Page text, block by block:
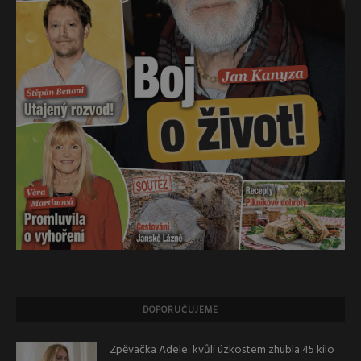
DOPORUČUJEME
Zpěvačka Adele: kvůli úzkostem zhubla 45 kilo